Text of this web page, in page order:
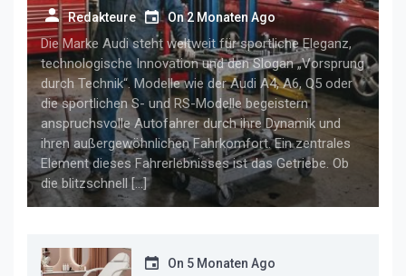
für anspruchsvolle audi-fahrer
Redakteure On2 Monaten Ago
Die Marke Audi steht weltweit für sportliche Eleganz,
technologische Innovation und den Slogan „Vorsprung
durch Technik“. Modelle wie der Audi A4, A6, Q5 oder
die sportlichen S- und RS-Modelle begeistern
anspruchsvolle Autofahrer durch ihre Dynamik und
ihren außergewöhnlichen Fahrkomfort. Ein zentrales
Element dieses Fahrerlebnisses ist das Getriebe. Ob
die blitzschnell […]
On 5 Monaten Ago